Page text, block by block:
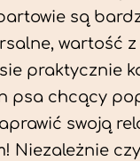
są
wartość
praktycznie
psa chcący
swoją
Niezależnie